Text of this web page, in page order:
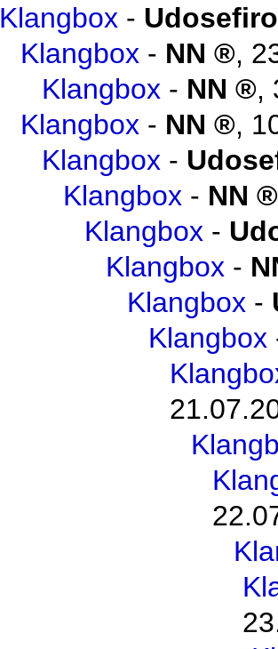
Klangbox -
Klangbox - NN ,
Klangbox - NN ,
Klangbox - NN ,
Klangbox -
Klangbox - NN
Klangbox -
Klangbox -
Klangbox -
Klangbox